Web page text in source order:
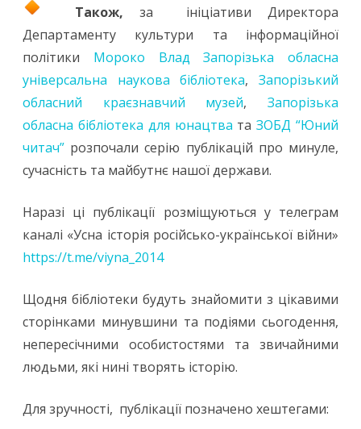
Також, за ініціативи Директора
Департаменту культури та інформаційної
політики Мороко Влад
Запорізька обласна
універсальна наукова бібліотека,Запорізький
обласний краєзнавчий музей,Запорізька
обласна бібліотека для юнацтва таЗОБД “Юний
читач” розпочали серію публікацій про минуле,
сучасність та майбутнє нашої держави.
Наразі ці публікації розміщуються у телеграм
каналі «Усна історія російсько-української війни»
https://t.me/viyna_2014
Щодня бібліотеки будуть знайомити з цікавими
сторінками минувшини та подіями сьогодення,
непересічними особистостями та звичайними
людьми, які нині творять історію.
Для зручності, публікації позначено хештегами: